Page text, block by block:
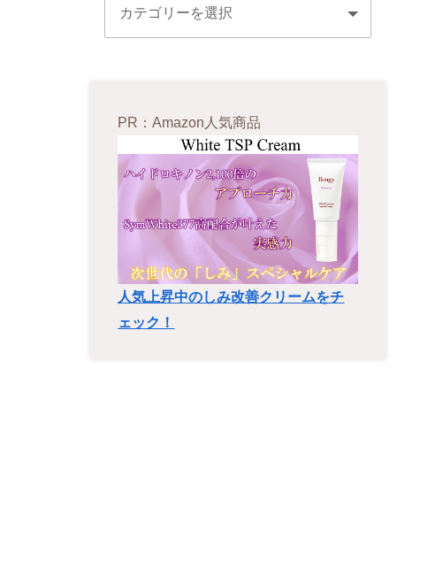
PR：Amazon人気商品
人気上昇中のしみ改善クリームをチ
ェック！